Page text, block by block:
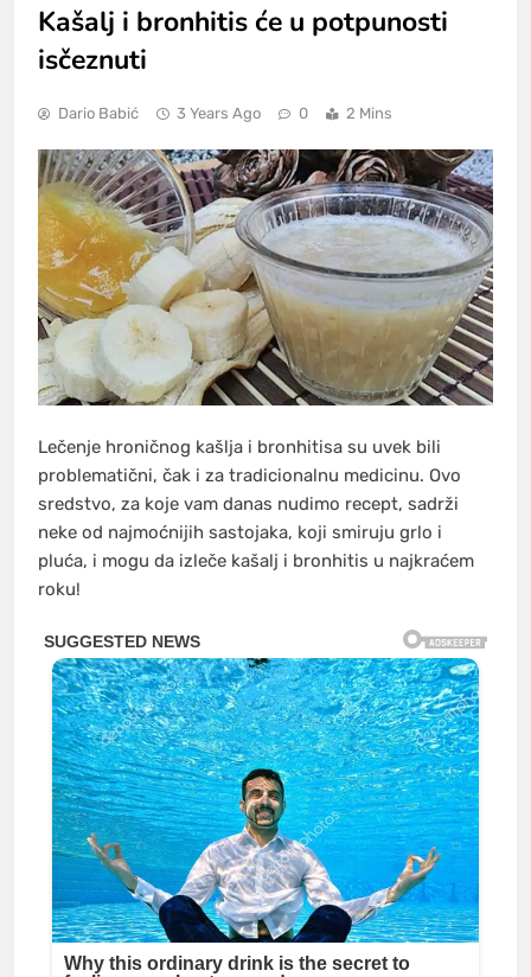
Kašalj i bronhitis će u potpunosti
isčeznuti
Dario Babić 3 Years Ago 0 2 Mins
Lečenje hroničnog kašlja i bronhitisa su uvek bili
problematični, čak i za tradicionalnu medicinu. Ovo
sredstvo, za koje vam danas nudimo recept, sadrži
neke od najmoćnijih sastojaka, koji smiruju grlo i
pluća, i mogu da izleče kašalj i bronhitis u najkraćem
roku!